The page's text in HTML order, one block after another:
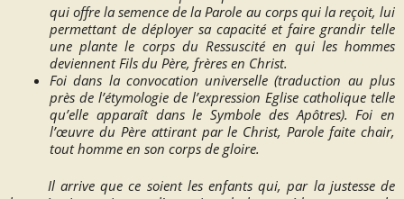
qui offre la semence de la Parole au corps qui la reçoit, lui
permettant de déployer sa capacité et faire grandir telle
une plante le corps du Ressuscité en qui les hommes
deviennent Fils du Père, frères en Christ.
Foi dans la convocation universelle (traduction au plus
près de l’étymologie de l’expression Eglise catholique telle
qu’elle apparaît dans le Symbole des Apôtres). Foi en
l’œuvre du Père attirant par le Christ, Parole faite chair,
tout homme en son corps de gloire.
Il arrive que ce soient les enfants qui, par la justesse de